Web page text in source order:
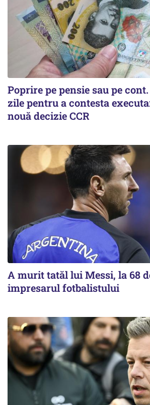
Poprire pe pensie sau pe
zile pentru a contesta
nouă decizie CCR
A murit tatăl lui Messi, la 68
impresarul fotbalistului